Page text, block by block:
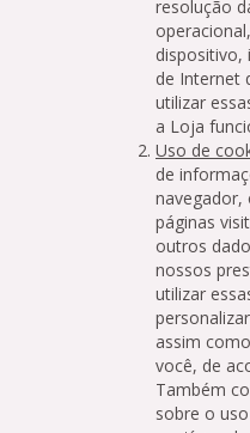
resolução
dispositivo,
de Internet
utilizar
a Loja
Uso de
de
navegador,
páginas
outros
nossos
utilizar
assim
você, de
Também
sobre o